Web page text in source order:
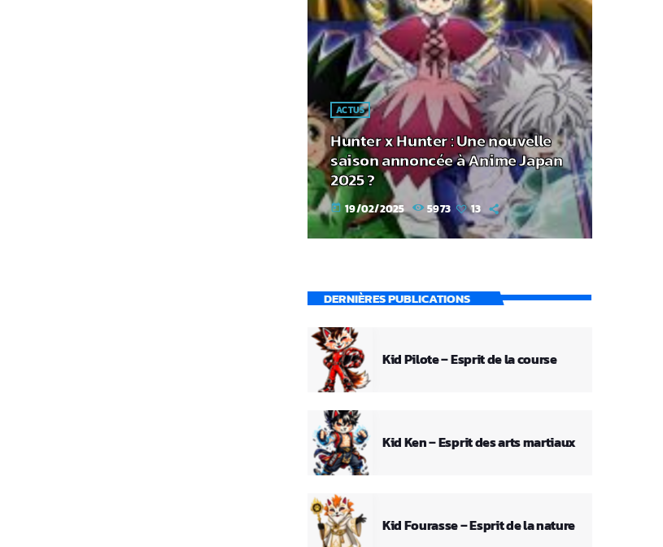
ACTUS
Hunter x Hunter : Une nouvelle
saison annoncée à Anime Japan
2025 ?
today 19/02/2025 5973 13
DERNIÈRES PUBLICATIONS
Kid Pilote – Esprit de la course
Kid Ken – Esprit des arts martiaux
Kid Fourasse – Esprit de la nature